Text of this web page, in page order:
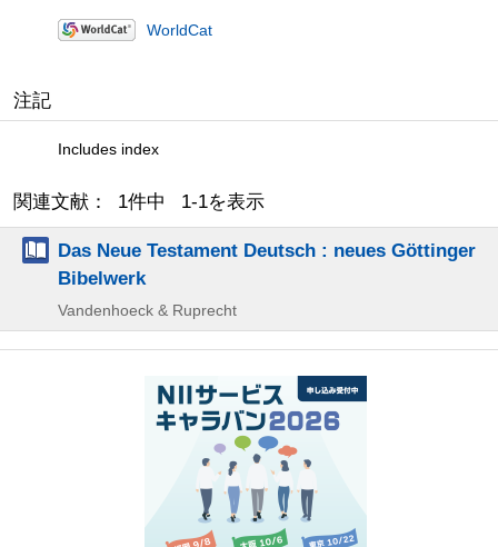
WorldCat
注記
Includes index
関連文献： 1件中 1-1を表示
Das Neue Testament Deutsch : neues Göttinger
Bibelwerk
Vandenhoeck & Ruprecht